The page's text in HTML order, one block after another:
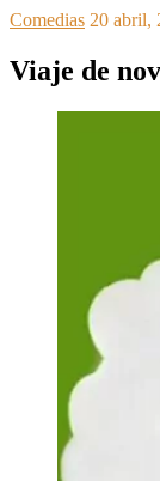
Comedias 20 abril,
Viaje de